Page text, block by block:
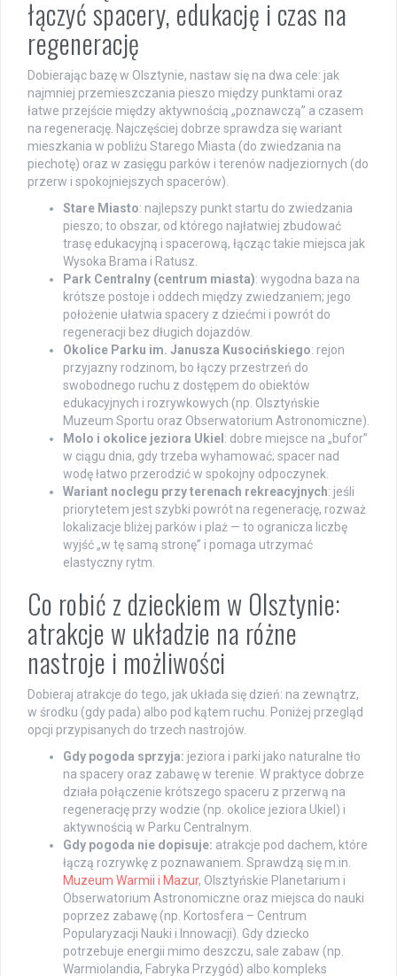
łączyć spacery, edukację i czas na
regenerację
Dobierając bazę w Olsztynie, nastaw się na dwa cele: jak
najmniej przemieszczania pieszo między punktami oraz
łatwe przejście między aktywnością „poznawczą” a czasem
na regenerację. Najczęściej dobrze sprawdza się wariant
mieszkania w pobliżu Starego Miasta (do zwiedzania na
piechotę) oraz w zasięgu parków i terenów nadjeziornych (do
przerw i spokojniejszych spacerów).
Stare Miasto: najlepszy punkt startu do zwiedzania
pieszo; to obszar, od którego najłatwiej zbudować
trasę edukacyjną i spacerową, łącząc takie miejsca jak
Wysoka Brama i Ratusz.
Park Centralny (centrum miasta): wygodna baza na
krótsze postoje i oddech między zwiedzaniem; jego
położenie ułatwia spacery z dziećmi i powrót do
regeneracji bez długich dojazdów.
Okolice Parku im. Janusza Kusocińskiego: rejon
przyjazny rodzinom, bo łączy przestrzeń do
swobodnego ruchu z dostępem do obiektów
edukacyjnych i rozrywkowych (np. Olsztyńskie
Muzeum Sportu oraz Obserwatorium Astronomiczne).
Molo i okolice jeziora Ukiel : dobre miejsce na „bufor”
w ciągu dnia, gdy trzeba wyhamować; spacer nad
wodę łatwo przerodzić w spokojny odpoczynek.
Wariant noclegu przy terenach rekreacyjnych: jeśli
priorytetem jest szybki powrót na regenerację, rozważ
lokalizacje bliżej parków i plaż — to ogranicza liczbę
wyjść „w tę samą stronę” i pomaga utrzymać
elastyczny rytm.
Co robić z dzieckiem w Olsztynie:
atrakcje w układzie na różne
nastroje i możliwości
Dobieraj atrakcje do tego, jak układa się dzień: na zewnątrz,
w środku (gdy pada) albo pod kątem ruchu. Poniżej przegląd
opcji przypisanych do trzech nastrojów.
Gdy pogoda sprzyja: jeziora i parki jako naturalne tło
na spacery oraz zabawę w terenie. W praktyce dobrze
działa połączenie krótszego spaceru z przerwą na
regenerację przy wodzie (np. okolice jeziora Ukiel) i
aktywnością w Parku Centralnym.
Gdy pogoda nie dopisuje: atrakcje pod dachem, które
łączą rozrywkę z poznawaniem. Sprawdzą się m.in.
Muzeum Warmii i Mazur, Olsztyńskie Planetarium i
Obserwatorium Astronomiczne oraz miejsca do nauki
poprzez zabawę (np. Kortosfera – Centrum
Popularyzacji Nauki i Innowacji). Gdy dziecko
potrzebuje energii mimo deszczu, sale zabaw (np.
Warmiolandia, Fabryka Przygód) albo kompleks